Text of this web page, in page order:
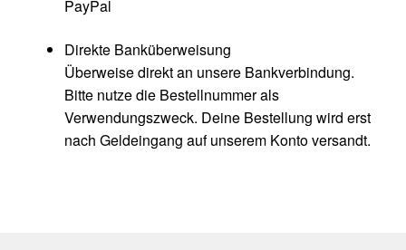
PayPal
Direkte Banküberweisung
Überweise direkt an unsere Bankverbindung.
Bitte nutze die Bestellnummer als
Verwendungszweck. Deine Bestellung wird erst
nach Geldeingang auf unserem Konto versandt.